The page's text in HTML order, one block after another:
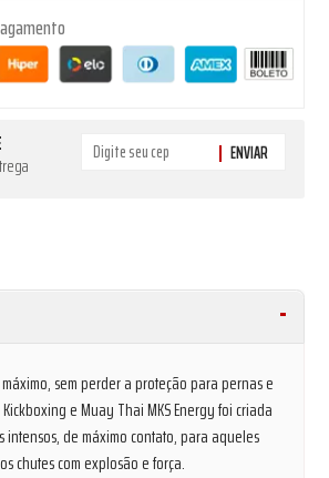
ENVIAR
sem perder a proteção para pernas e
e Muay Thai MKS Energy foi criada
intensos, de máximo contato, para aqueles
chutes com explosão e força.